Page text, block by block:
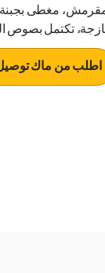
مغطى
تكتمل بصوص
اطلب من ماك